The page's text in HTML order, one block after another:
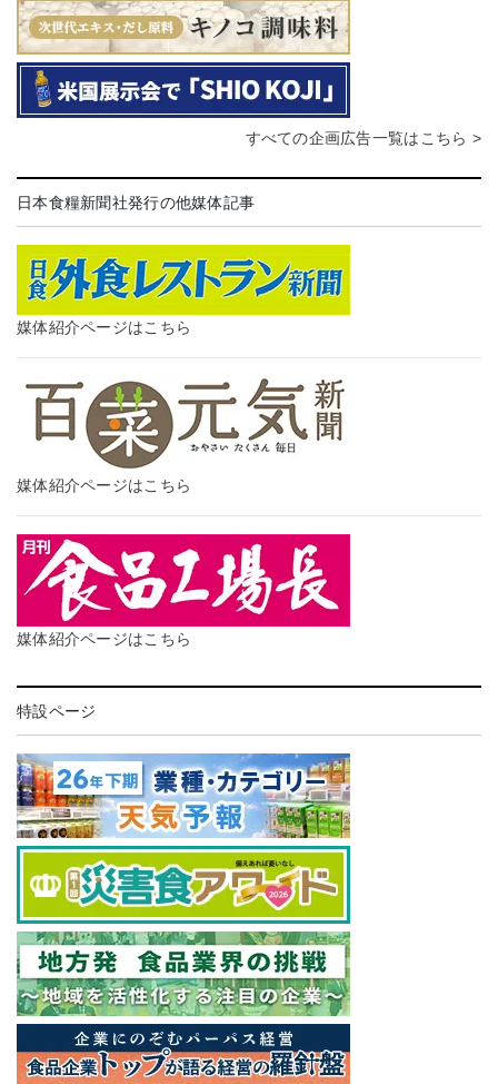
すべての企画広告一覧はこちら >
日本食糧新聞社発行の他媒体記事
媒体紹介ページはこちら
媒体紹介ページはこちら
媒体紹介ページはこちら
特設ページ